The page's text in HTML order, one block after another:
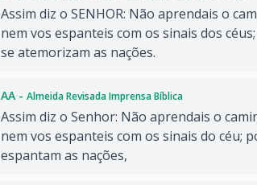
Assim diz o SENHOR: Não aprendais o
nem vos espanteis com os sinais dos
se atemorizam as nações.
AA - Almeida Revisada Imprensa Bíblica
Assim diz o Senhor: Não aprendais o
nem vos espanteis com os sinais do céu;
espantam as nações,